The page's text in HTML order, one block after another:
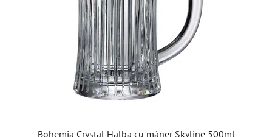
Bohemia Crystal Halba cu mâner Skyline 500ml